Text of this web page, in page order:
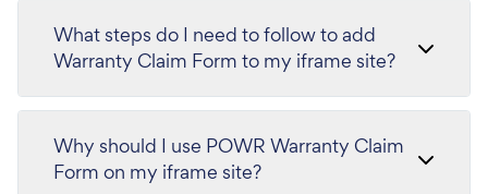
What steps do I need to follow to add
Warranty Claim Form to my iframe site?
Why should I use POWR Warranty Claim
Form on my iframe site?